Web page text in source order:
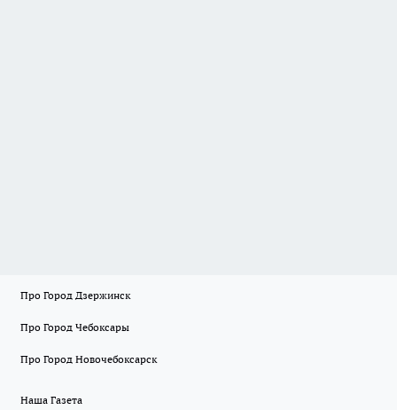
Про Город Дзержинск
Про Город Чебоксары
Про Город Новочебоксарск
Наша Газета